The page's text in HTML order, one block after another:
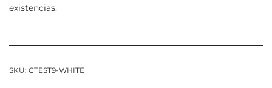
existencias.
SKU: CTEST9-WHITE